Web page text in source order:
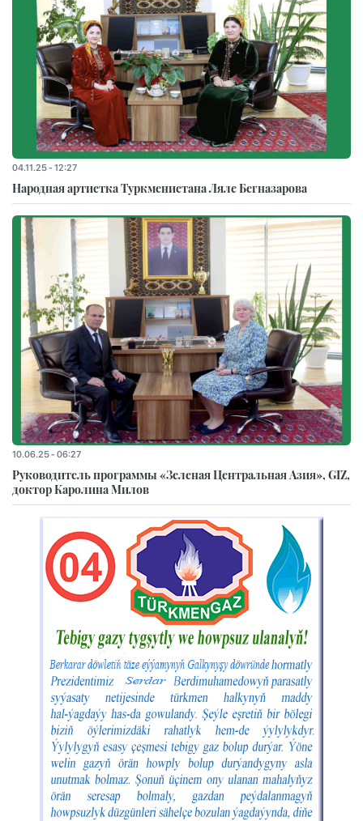
04.11.25 - 12:27
Народная артистка Туркменистана Ляле Бегназарова
10.06.25 - 06:27
Руководитель программы «Зеленая Центральная Азия», GIZ,
доктор Каролина Милов